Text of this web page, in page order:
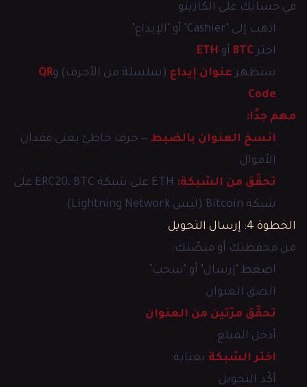
في حسابك على الكازينو:
اذهب إلى "Cashier" أو "الإيداع"
اخترBTC أو ETH
ستظهر عنوان إيداع (سلسلة من الأحرف) وQR
Code
مهم جدًا:
انسخ العنوان بالضبط — حرف خاطئ يعني فقدان
الأموال
تحقّق من الشبكة:
ETH على شبكة ERC20، BTC على
شبكة Bitcoin (ليس Lightning Network)
الخطوة 4: إرسال التحويل
من محفظتك أو منصّتك:
اضغط "إرسال" أو "سحب"
الصق العنوان
تحقّق مرّتين من العنوان
أدخل المبلغ
اختر الشبكة بعناية
أكّد التحويل